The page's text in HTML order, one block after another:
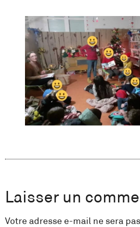
Laisser un
Votre adresse e-mail ne sera